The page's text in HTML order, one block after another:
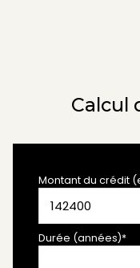
Calcul
Montant du crédit
Durée (années)*